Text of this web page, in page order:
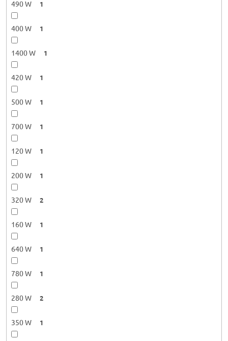
490 W 1
400 W 1
1400 W 1
420 W 1
500 W 1
700 W 1
120 W 1
200 W 1
320 W 2
160 W 1
640 W 1
780 W 1
280 W 2
350 W 1